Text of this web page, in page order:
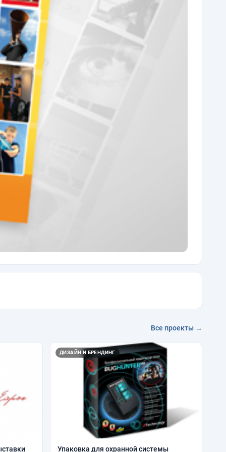
Все проекты →
ДИЗАЙН И БРЕНДИНГ
Упаковка для охранной системы